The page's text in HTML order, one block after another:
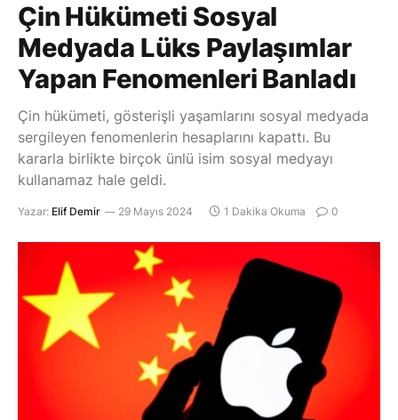
Çin Hükümeti Sosyal
Medyada Lüks Paylaşımlar
Yapan Fenomenleri Banladı
Çin hükümeti, gösterişli yaşamlarını sosyal medyada
sergileyen fenomenlerin hesaplarını kapattı. Bu
kararla birlikte birçok ünlü isim sosyal medyayı
kullanamaz hale geldi.
Yazar: Elif Demir 29 Mayıs 2024 1 Dakika Okuma 0